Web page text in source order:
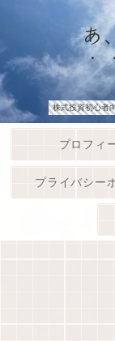
あ
株式投資初心者
プロフィ
プライバシー